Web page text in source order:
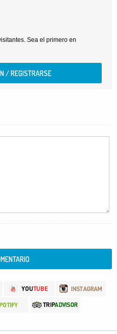
Sea el primero en